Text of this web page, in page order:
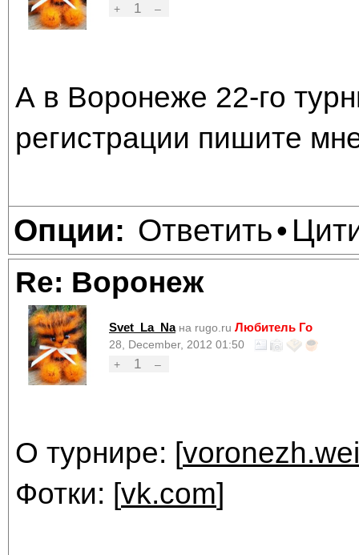
+
1 –
А в Воронеже 22-го
регистрации пишите
Опции: Ответить•
Re: Воронеж
Svet_La_Na на rugo.ru Любитель Го
28, December, 2012 01:50
+
1 –
О турнире: [
Фотки: [vk.com]